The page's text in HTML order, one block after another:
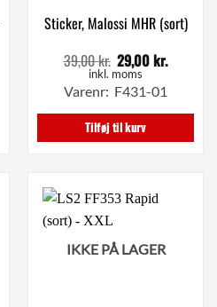
Sticker, Malossi MHR (sort)
39,00kr. Den
oprindelige
pris
var:
39,00 kr..
29,00kr.
er:
29,00
inkl. moms
Varenr: F431-01
Tilføj til kurv
IKKE PÅ LAGER